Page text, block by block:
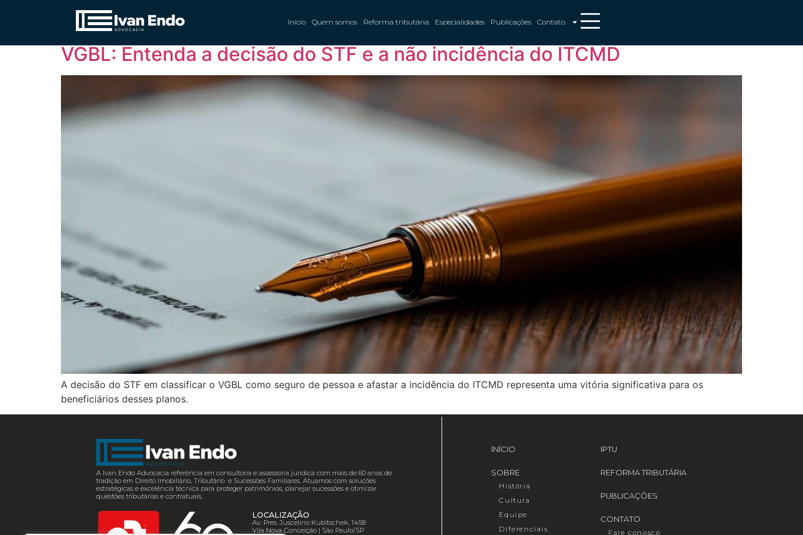
Início Quem somos Reforma tributária Especialidades Publicações Contato
Dia:5 de março de 2025
VGBL: Entenda a decisão do STF e a não incidência do ITCMD
A decisão do STF em classificar o VGBL como seguro de pessoa e afastar a incidência do ITCMD representa uma vitória significativa para os
beneficiários desses planos.
A Ivan Endo Advocacia referência em consultoria e assessoria jurídica com mais de 60 anos de
tradição em Direito Imobiliário, Tributário e Sucessões Familiares. Atuamos com soluções
estratégicas e excelência técnica para proteger patrimônios, planejar sucessões e otimizar
questões tributárias e contratuais.
LOCALIZAÇÃO
Av. Pres. Juscelino Kubitschek, 1458
Vila Nova Conceição | São Paulo/SP
INÍCIO
SOBRE
História
Cultura
Equipe
Diferenciais
IPTU
REFORMA TRIBUTÁRIA
PUBLICAÇÕES
CONTATO
Fale conosco